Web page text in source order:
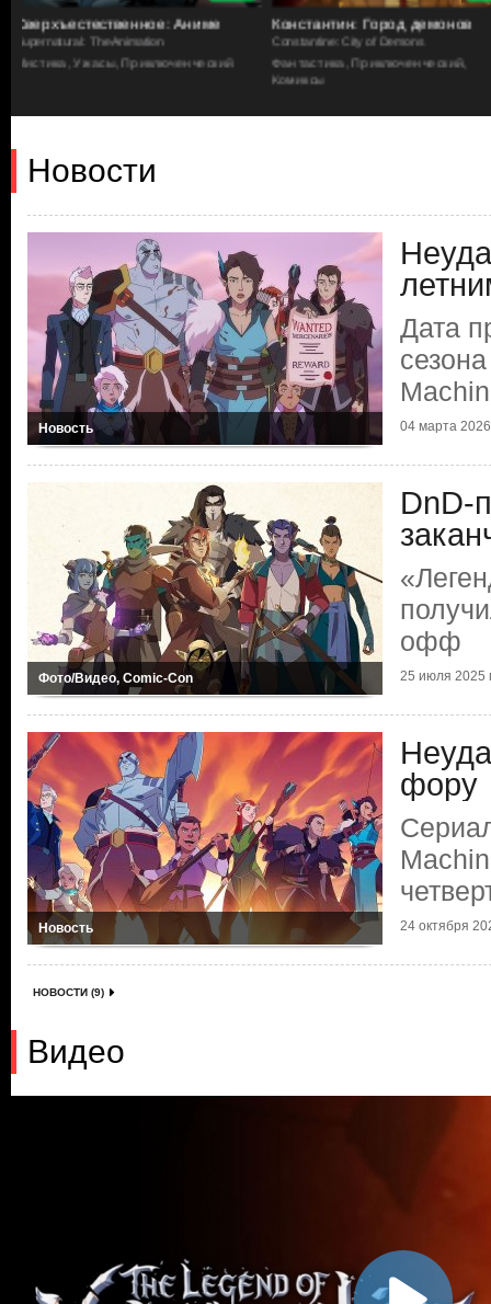
Константин: Город демонов
Constantine: City of Demons
Фантастика, Приключенческий,
Кровь Зевса
Blood of Zeus
Боевик, Фэнтези
Новости
Новость
Дата
04 марта 2026
Фото/Видео, Comic-Con
DnD-
офф
25 июля 2025
Новость
фору
24 октября
НОВОСТИ (9)
Видео